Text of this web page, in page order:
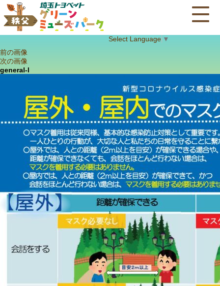
Select Language ▼
前の画像
次の画像
general-l